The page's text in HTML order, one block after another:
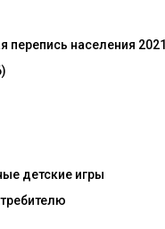
перепись населения 2021
детские игры